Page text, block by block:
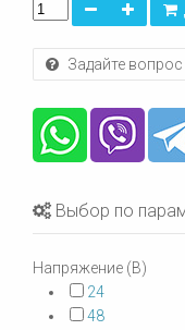
Задайте
Выбор по
Напряжение (В)
24
48